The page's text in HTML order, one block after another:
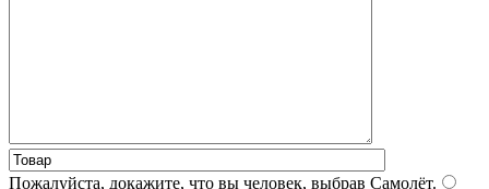
Пожалуйста, докажите, что вы человек, выбрав Самолёт.